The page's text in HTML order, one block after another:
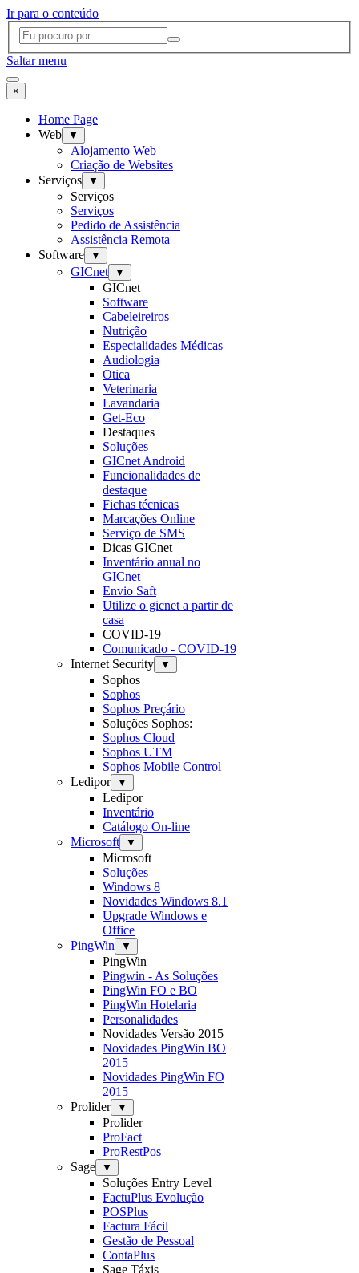
Ir para o conteúdo
Saltar menu
×
Home Page
Web
▼
Alojamento Web
Criação de Websites
Serviços
▼
Serviços
Serviços
Pedido de Assistência
Assistência Remota
Software
▼
GICnet ▼
GICnet
Software
Cabeleireiros
Nutrição
Especialidades Médicas
Audiologia
Otica
Veterinaria
Lavandaria
Get-Eco
Destaques
Soluções
GICnet Android
Funcionalidades de
destaque
Fichas técnicas
Marcações Online
Serviço de SMS
Dicas GICnet
Inventário anual no
GICnet
Envio Saft
Utilize o gicnet a partir de
casa
COVID-19
Comunicado - COVID-19
Internet Security
▼
Sophos
Sophos
Sophos Preçário
Soluções Sophos:
Sophos Cloud
Sophos UTM
Sophos Mobile Control
Ledipor
▼
Ledipor
Inventário
Catálogo On-line
Microsoft
▼
Microsoft
Soluções
Windows 8
Novidades Windows 8.1
Upgrade Windows e
Office
PingWin
▼
PingWin
Pingwin - As Soluções
PingWin FO e BO
PingWin Hotelaria
Personalidades
Novidades Versão 2015
Novidades PingWin BO
2015
Novidades PingWin FO
2015
Prolider
▼
Prolider
ProFact
ProRestPos
Sage
▼
Soluções Entry Level
FactuPlus Evolução
POSPlus
Factura Fácil
Gestão de Pessoal
ContaPlus
Sage Táxis